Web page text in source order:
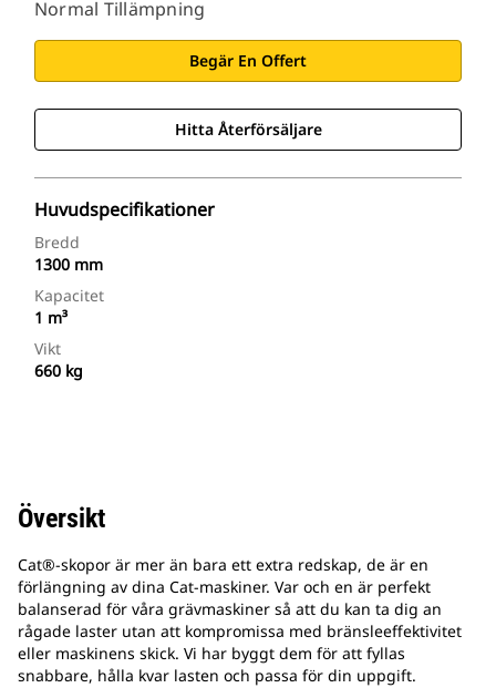
Normal Tillämpning
Begär En Offert
Hitta Återförsäljare
Huvudspecifikationer
Bredd
1300 mm
Kapacitet
1 m³
Vikt
660 kg
Översikt
Cat®-skopor är mer än bara ett extra redskap, de är en
förlängning av dina Cat-maskiner. Var och en är perfekt
balanserad för våra grävmaskiner så att du kan ta dig an
rågade laster utan att kompromissa med bränsleeffektivitet
eller maskinens skick. Vi har byggt dem för att fyllas
snabbare, hålla kvar lasten och passa för din uppgift.